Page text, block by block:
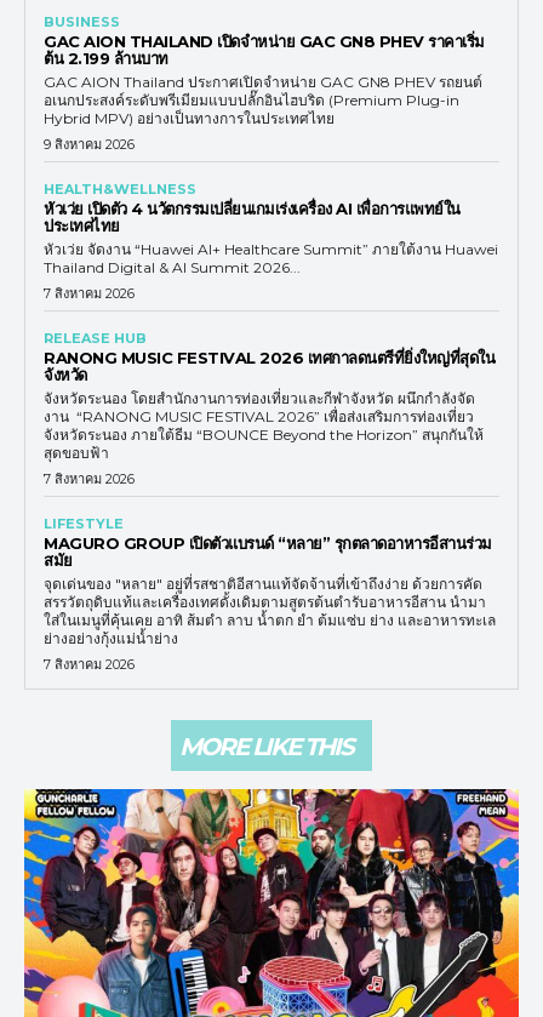
BUSINESS
GAC AION THAILAND เปิดจำหน่าย GAC GN8 PHEV ราคาเริ่ม
ต้น 2.199 ล้านบาท
GAC AION Thailand ประกาศเปิดจำหน่าย GAC GN8 PHEV รถยนต์
อเนกประสงค์ระดับพรีเมียมแบบปลั๊กอินไฮบริด (Premium Plug-in
Hybrid MPV) อย่างเป็นทางการในประเทศไทย
9 สิงหาคม 2026
HEALTH&WELLNESS
หัวเว่ย เปิดตัว 4 นวัตกรรมเปลี่ยนเกมเร่งเครื่อง AI เพื่อการแพทย์ใน
ประเทศไทย
หัวเว่ย จัดงาน “Huawei AI+ Healthcare Summit” ภายใต้งาน Huawei
Thailand Digital & AI Summit 2026...
7 สิงหาคม 2026
RELEASE HUB
RANONG MUSIC FESTIVAL 2026 เทศกาลดนตรีที่ยิ่งใหญ่ที่สุดใน
จังหวัด
จังหวัดระนอง โดยสำนักงานการท่องเที่ยวและกีฬาจังหวัด ผนึกกำลังจัด
งาน “RANONG MUSIC FESTIVAL 2026” เพื่อส่งเสริมการท่องเที่ยว
จังหวัดระนอง ภายใต้ธีม “BOUNCE Beyond the Horizon” สนุกกันให้
สุดขอบฟ้า
7 สิงหาคม 2026
LIFESTYLE
MAGURO GROUP เปิดตัวแบรนด์ “หลาย” รุกตลาดอาหารอีสานร่วม
สมัย
จุดเด่นของ "หลาย" อยู่ที่รสชาติอีสานแท้จัดจ้านที่เข้าถึงง่าย ด้วยการคัด
สรรวัตถุดิบแท้และเครื่องเทศดั้งเดิมตามสูตรต้นตำรับอาหารอีสาน นำมา
ใส่ในเมนูที่คุ้นเคย อาทิ ส้มตำ ลาบ น้ำตก ยำ ต้มแซ่บ ย่าง และอาหารทะเล
ย่างอย่างกุ้งแม่น้ำย่าง
7 สิงหาคม 2026
MORE LIKE THIS